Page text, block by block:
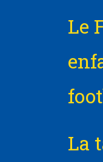
Le
La